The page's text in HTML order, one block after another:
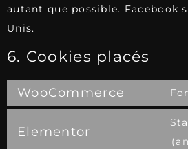
autant que possible. Facebook
Unis.
6. Cookies placés
WooCommerce
Elementor